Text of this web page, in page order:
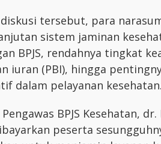
diskusi tersebut, para
sistem jaminan
BPJS, rendahnya tingkat
iuran (PBI), hingga
dalam pelayanan kesehatan.
Pengawas BPJS Kesehatan,
peserta